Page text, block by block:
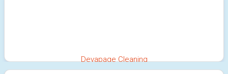
Devapage Cleaning